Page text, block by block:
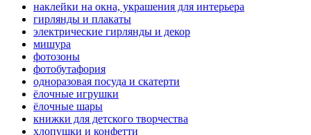
наклейки на окна, украшения для интерьера
гирлянды и плакаты
электрические гирлянды и декор
мишура
фотозоны
фотобутафория
одноразовая посуда и скатерти
ёлочные игрушки
ёлочные шары
книжки для детского творчества
хлопушки и конфетти